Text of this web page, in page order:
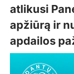
atlikusi
apžiūrą ir
apdailos